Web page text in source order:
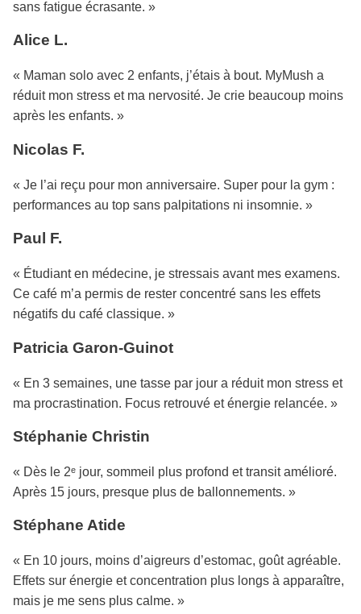
sans fatigue écrasante. »
Alice L.
« Maman solo avec 2 enfants, j’étais à bout. MyMush a
réduit mon stress et ma nervosité. Je crie beaucoup moins
après les enfants. »
Nicolas F.
« Je l’ai reçu pour mon anniversaire. Super pour la gym :
performances au top sans palpitations ni insomnie. »
Paul F.
« Étudiant en médecine, je stressais avant mes examens.
Ce café m’a permis de rester concentré sans les effets
négatifs du café classique. »
Patricia Garon-Guinot
« En 3 semaines, une tasse par jour a réduit mon stress et
ma procrastination. Focus retrouvé et énergie relancée. »
Stéphanie Christin
« Dès le 2ᵉ jour, sommeil plus profond et transit amélioré.
Après 15 jours, presque plus de ballonnements. »
Stéphane Atide
« En 10 jours, moins d’aigreurs d’estomac, goût agréable.
Effets sur énergie et concentration plus longs à apparaître,
mais je me sens plus calme. »